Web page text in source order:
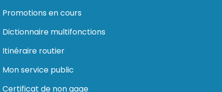
Promotions en cours
Dictionnaire multifonctions
Itinéraire routier
Mon service public
Certificat de non gage